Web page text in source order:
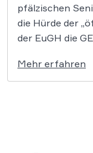
pfälzischen
die Hürde der
der EuGH die
Einrichtungen
und
Mehr erfahren